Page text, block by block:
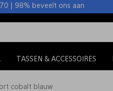
| 98% beveelt ons aan
TASSEN & ACCESSOIRES
cobalt blauw